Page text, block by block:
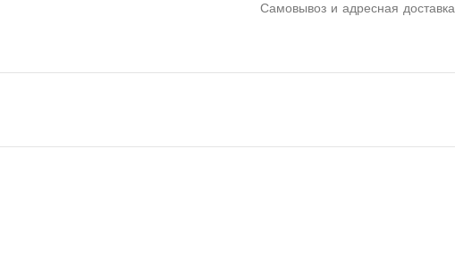
Самовывоз и адресная доставка